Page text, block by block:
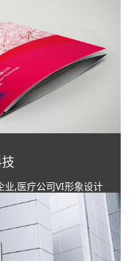
业,医疗公司VI形象设计